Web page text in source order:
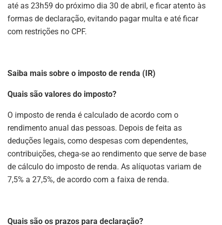
até as 23h59 do próximo dia 30 de abril, e ficar atento às
formas de declaração, evitando pagar multa e até ficar
com restrições no CPF.
Saiba mais sobre o imposto de renda (IR)
Quais são valores do imposto?
O imposto de renda é calculado de acordo com o
rendimento anual das pessoas. Depois de feita as
deduções legais, como despesas com dependentes,
contribuições, chega-se ao rendimento que serve de base
de cálculo do imposto de renda. As alíquotas variam de
7,5% a 27,5%, de acordo com a faixa de renda.
Quais são os prazos para declaração?